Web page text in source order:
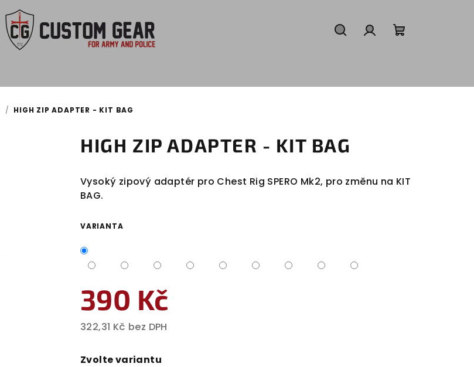
/ HIGH ZIP ADAPTER - KIT BAG
HIGH ZIP ADAPTER - KIT BAG
Vysoký zipový adaptér pro Chest Rig SPERO Mk2, pro změnu na KIT
BAG.
VARIANTA
390 Kč
322,31 Kč bez DPH
cena:
Zvolte variantu